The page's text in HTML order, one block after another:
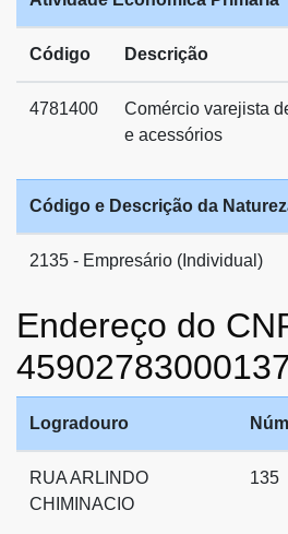
Código Descrição
4781400
Comércio varejista
e acessórios
Código e Descrição da
2135 - Empresário (Individual)
Endereço do
Logradouro
RUA ARLINDO
CHIMINACIO
135